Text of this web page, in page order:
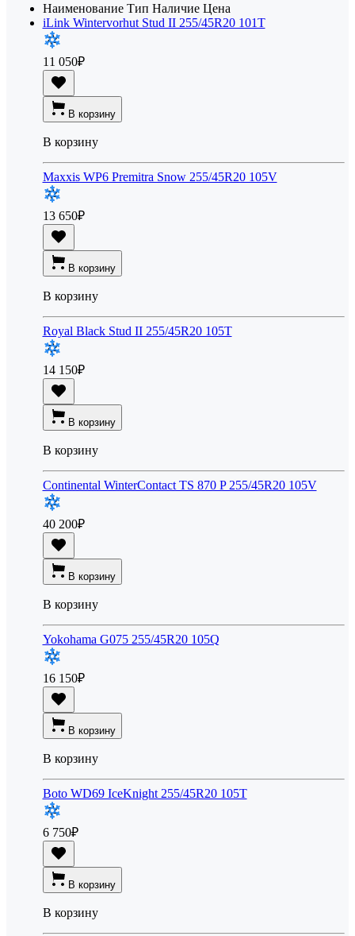
Наименование Тип Наличие Цена
iLink Wintervorhut Stud II 255/45R20 101T
11 050₽
В корзину
В корзину
Maxxis WP6 Premitra Snow 255/45R20 105V
13 650₽
В корзину
В корзину
Royal Black Stud II 255/45R20 105T
14 150₽
В корзину
В корзину
Continental WinterContact TS 870 P 255/45R20 105V
40 200₽
В корзину
В корзину
Yokohama G075 255/45R20 105Q
16 150₽
В корзину
В корзину
Boto WD69 IceKnight 255/45R20 105T
6 750₽
В корзину
В корзину